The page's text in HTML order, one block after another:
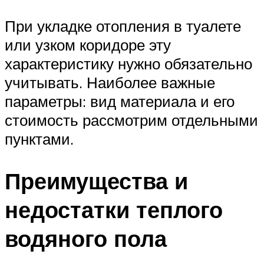
При укладке отопления в туалете
или узком коридоре эту
характеристику нужно обязательно
учитывать. Наиболее важные
параметры: вид материала и его
стоимость рассмотрим отдельными
пунктами.
Преимущества и
недостатки теплого
водяного пола